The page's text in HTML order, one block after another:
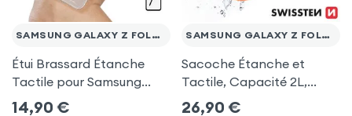
SAMSUNG GALAXY Z FOLD 3
Étui Brassard Étanche
Tactile pour Samsung
Galaxy Z Fold 3
14,90 €
SAMSUNG GALAXY Z FOLD 3
Sacoche Étanche et
Tactile, Capacité 2L,
Swissten pour Samsung
26,90 €